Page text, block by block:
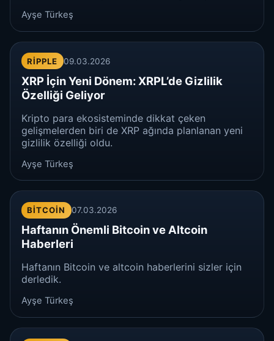
Ayşe Türkeş
RIPPLE 09.03.2026
XRP İçin Yeni Dönem: XRPL’de Gizlilik
Özelliği Geliyor
Kripto para ekosisteminde dikkat çeken
gelişmelerden biri de XRP ağında planlanan yeni
gizlilik özelliği oldu.
Ayşe Türkeş
BITCOIN 07.03.2026
Haftanın Önemli Bitcoin ve Altcoin
Haberleri
Haftanın Bitcoin ve altcoin haberlerini sizler için
derledik.
Ayşe Türkeş